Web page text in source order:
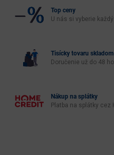
Top ceny
U nás si vyberie každý
Tisícky tovaru skladom
Doručenie už do 48
Nákup na splátky
Platba na splátky cez